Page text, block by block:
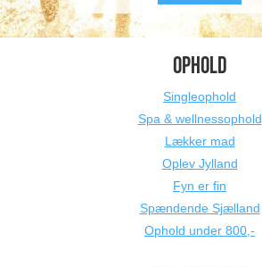
OPHOLD
Singleophold
Spa & wellnessophold
Lækker mad
Oplev Jylland
Fyn er fin
Spændende Sjælland
Ophold under 800,-